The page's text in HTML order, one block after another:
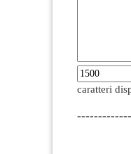
caratteri